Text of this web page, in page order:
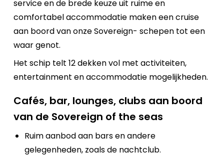
service en de brede keuze uit ruime en
comfortabel accommodatie maken een cruise
aan boord van onze Sovereign- schepen tot een
waar genot.
Het schip telt 12 dekken vol met activiteiten,
entertainment en accommodatie mogelijkheden.
Cafés, bar, lounges, clubs aan boord
van de Sovereign of the seas
Ruim aanbod aan bars en andere
gelegenheden, zoals de nachtclub.